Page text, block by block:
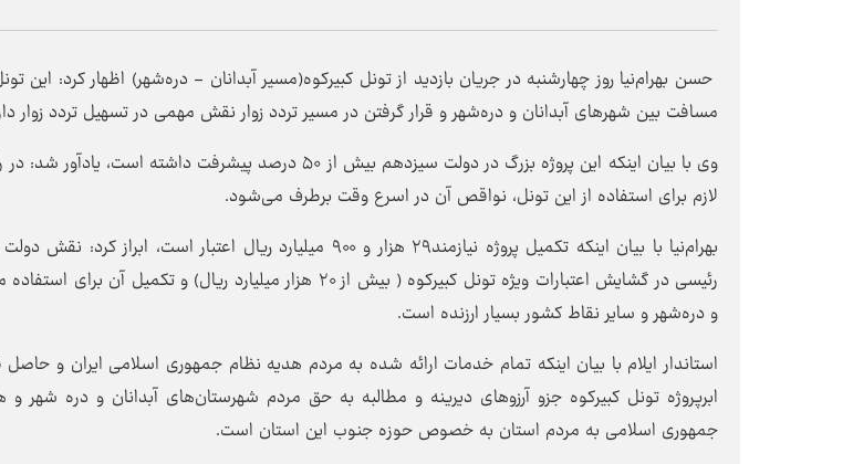
حسن بهرام‌نیا روز چهارشنبه در جریان بازدید از تونل کبیرکوه(مسیر آبدانان - دره‌شهر) اظهار کرد: این
مسافت بین شهرهای آبدانان و دره‌شهر و قرار گرفتن در مسیر تردد زوار نقش مهمی در تسهیل تردد زوار
وی با بیان اینکه این پروژه بزرگ در دولت سیزدهم بیش از ۵۰ درصد پیشرفت
لازم برای استفاده از این تونل، نواقص آن در اسرع وقت برطرف می‌شود.
بهرام‌نیا با بیان اینکه تکمیل پروژه نیازمند۲۹ هزار و ۹۰۰ میلیارد ریال اعتبار
رئیسی در گشایش اعتبارات ویژه تونل کبیرکوه ( بیش از ۲۰ هزار میلیارد ریال) و
و دره‌شهر و سایر نقاط کشور بسیار ارزنده است.
استاندار ایلام با بیان اینکه تمام خدمات ارائه شده به مردم هدیه نظام جمهوری اسلامی ایران و
ابرپروژه تونل کبیرکوه جزو آرزوهای دیرینه و مطالبه به حق مردم شهرستان‌های آبدانان و دره
جمهوری اسلامی به مردم استان به خصوص حوزه جنوب این استان است.